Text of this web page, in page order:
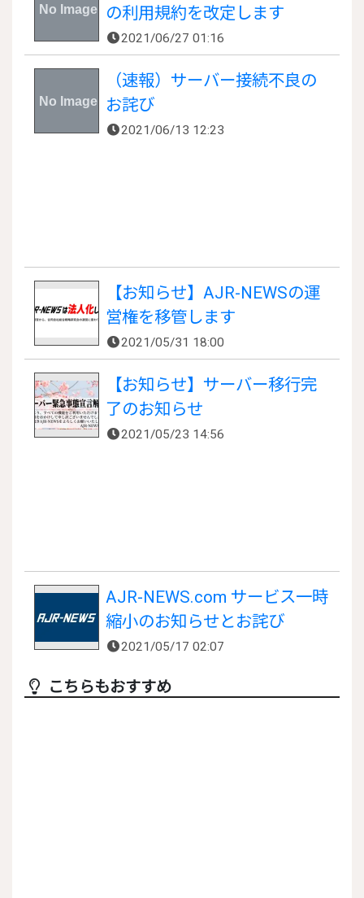
の利用規約を改定します
2021/06/27 01:16
（速報）サーバー接続不良の
お詫び
2021/06/13 12:23
【お知らせ】AJR-NEWSの運
営権を移管します
2021/05/31 18:00
【お知らせ】サーバー移行完
了のお知らせ
2021/05/23 14:56
AJR-NEWS.com サービス一時
縮小のお知らせとお詫び
2021/05/17 02:07
こちらもおすすめ